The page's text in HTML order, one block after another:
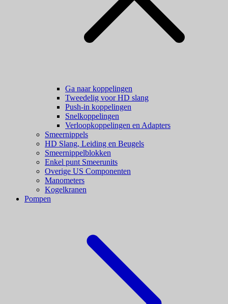
Ga naar koppelingen
Tweedelig voor HD slang
Push-in koppelingen
Snelkoppelingen
Verloopkoppelingen en Adapters
Smeernippels
HD Slang, Leiding en Beugels
Smeernippelblokken
Enkel punt Smeerunits
Overige US Componenten
Manometers
Kogelkranen
Pompen